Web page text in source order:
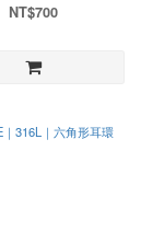
NT$700